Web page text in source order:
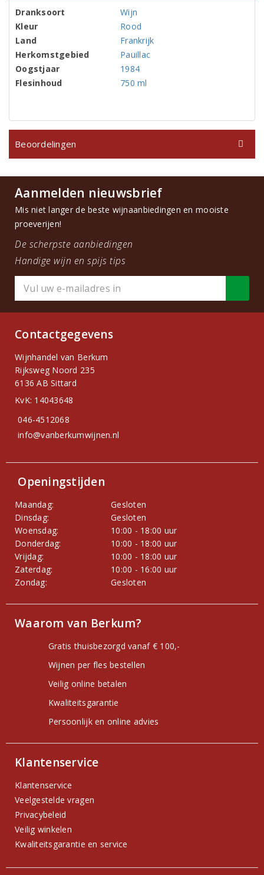
Dranksoort
Wijn
Kleur
Rood
Land
Frankrijk
Herkomstgebied
Pauillac
Oogstjaar
1984
Flesinhoud
750 ml
Beoordelingen
Aanmelden nieuwsbrief
Mis niet langer de beste wijnaanbiedingen en mooiste
proeverijen!
De scherpste aanbiedingen
Handige wijn en spijs tips
Contactgegevens
Wijnhandel van Berkum
Rijksweg Noord 235
6136 AB Sittard
KvK: 14043648
046-4512068
info@vanberkumwijnen.nl
Openingstijden
Maandag:
Gesloten
Dinsdag:
Gesloten
Woensdag:
10:00 - 18:00 uur
Donderdag:
10:00 - 18:00 uur
Vrijdag:
10:00 - 18:00 uur
Zaterdag:
10:00 - 16:00 uur
Zondag:
Gesloten
Waarom van Berkum?
Gratis thuisbezorgd vanaf € 100,-
Wijnen per fles bestellen
Veilig online betalen
Kwaliteitsgarantie
Persoonlijk en online advies
Klantenservice
Klantenservice
Veelgestelde vragen
Privacybeleid
Veilig winkelen
Kwaliteitsgarantie en service